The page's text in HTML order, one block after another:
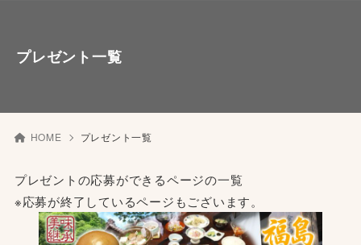
プレゼント一覧
HOME プレゼント一覧
プレゼントの応募ができるページの一覧
※応募が終了しているページもございます。